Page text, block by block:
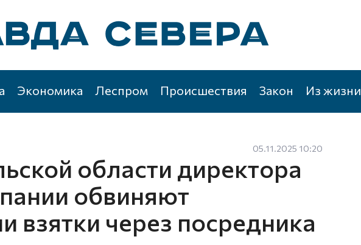
Экономика Леспром Происшествия Закон Из жизни
05.11.2025 10:20
области директора
обвиняют
взятки через посредника